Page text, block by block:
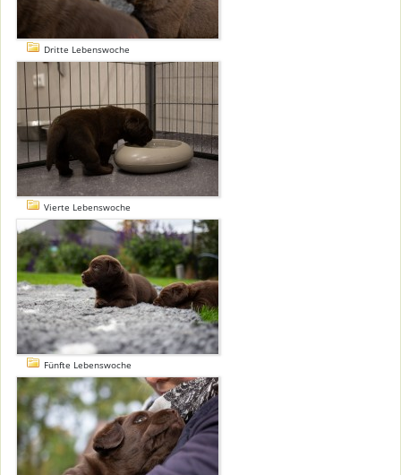
Dritte Lebenswoche
Vierte Lebenswoche
Fünfte Lebenswoche